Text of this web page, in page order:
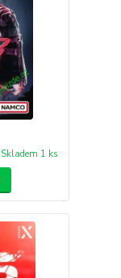
Skladem 1 ks